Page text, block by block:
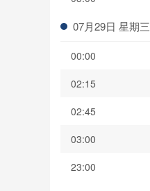
07月29日 星期三
00:00
02:15
02:45
03:00
23:00